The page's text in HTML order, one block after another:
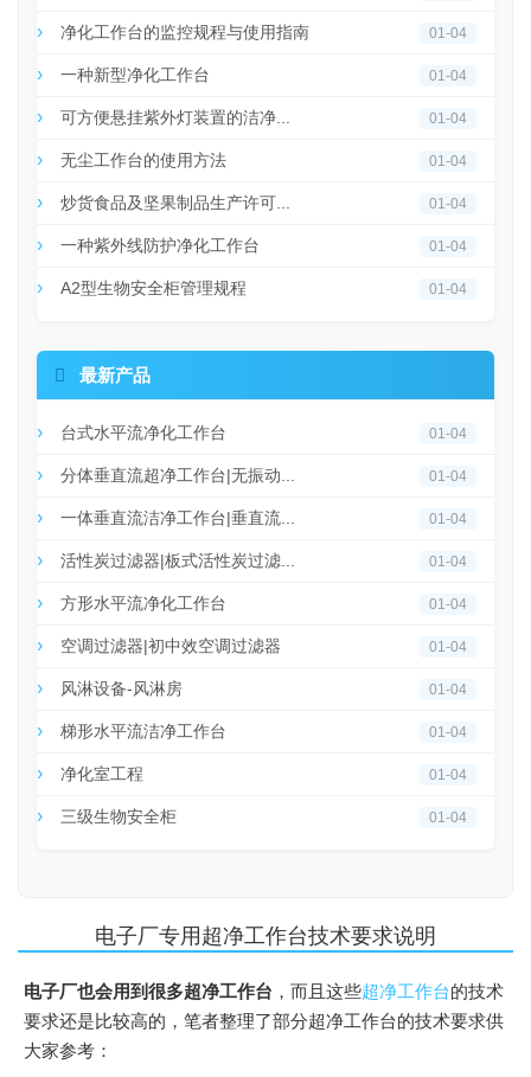
净化工作台的监控规程与使用指南 01-04
一种新型净化工作台 01-04
可方便悬挂紫外灯装置的洁净... 01-04
无尘工作台的使用方法 01-04
炒货食品及坚果制品生产许可... 01-04
一种紫外线防护净化工作台 01-04
A2型生物安全柜管理规程 01-04
 最新产品
台式水平流净化工作台 01-04
分体垂直流超净工作台|无振动... 01-04
一体垂直流洁净工作台|垂直流... 01-04
活性炭过滤器|板式活性炭过滤... 01-04
方形水平流净化工作台 01-04
空调过滤器|初中效空调过滤器 01-04
风淋设备-风淋房 01-04
梯形水平流洁净工作台 01-04
净化室工程 01-04
三级生物安全柜 01-04
电子厂专用超净工作台技术要求说明
电子厂也会用到很多超净工作台 ，而且这些超净工作台的技术
要求还是比较高的，笔者整理了部分超净工作台的技术要求供
大家参考：